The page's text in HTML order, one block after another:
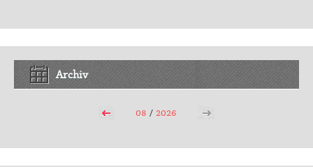
Archiv
08 /2026